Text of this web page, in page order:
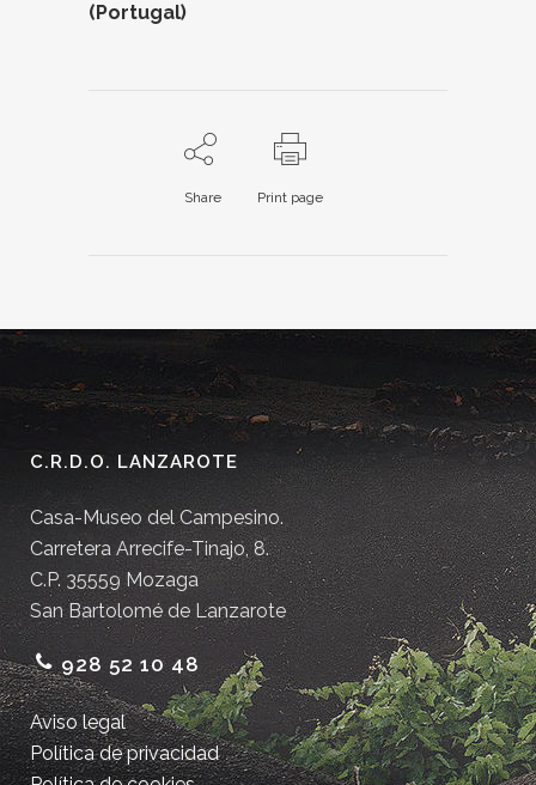
(Portugal)
Share Print page
C.R.D.O. LANZAROTE
Casa-Museo del Campesino.
Carretera Arrecife-Tinajo, 8.
C.P. 35559 Mozaga
San Bartolomé de Lanzarote
928 52 10 48
Aviso legal
Política de privacidad